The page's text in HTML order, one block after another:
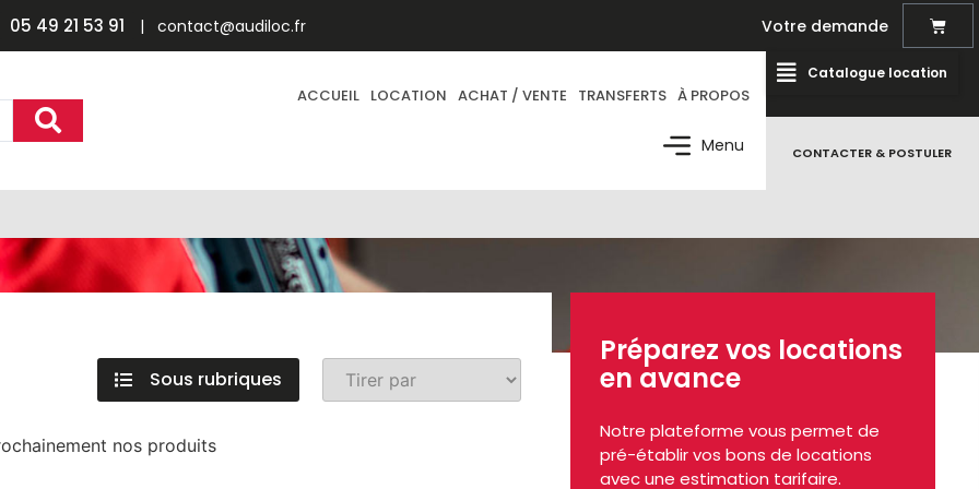
05 49 21 53 91 | contact@audiloc.fr Votre demande
ACCUEIL LOCATION ACHAT / VENTE TRANSFERTS À PROPOS
Menu
Catalogue location
CONTACTER & POSTULER
Sous rubriques
nos produits
Préparez vos locations
en avance
Notre plateforme vous permet de
pré-établir vos bons de locations
avec une estimation tarifaire.